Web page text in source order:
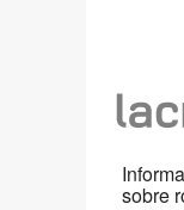
sobre